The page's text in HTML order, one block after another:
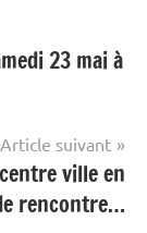
23 mai à
Article suivant
ville en
rencontre…